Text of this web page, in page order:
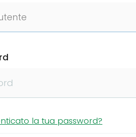
la tua password?